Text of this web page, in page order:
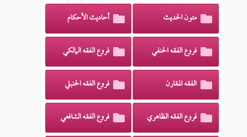
متون الحديث أحاديث الأحكام
فروع الفقه الحنفي فروع الفقه المالكي
الفقه المقارن فروع الفقه الحنبلي
فروع الفقه الظاهري فروع الفقه الشافعي